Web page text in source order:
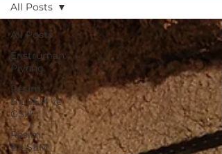
All Posts
Enstrüman:
Piyano
Resim:
BİLSEM ve
GSH
Resim:
BİLSEM
All Posts